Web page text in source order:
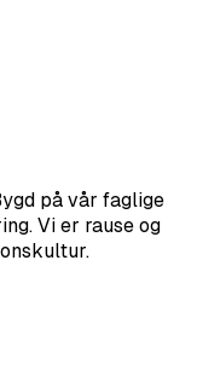
på vår faglige
Vi er rause og